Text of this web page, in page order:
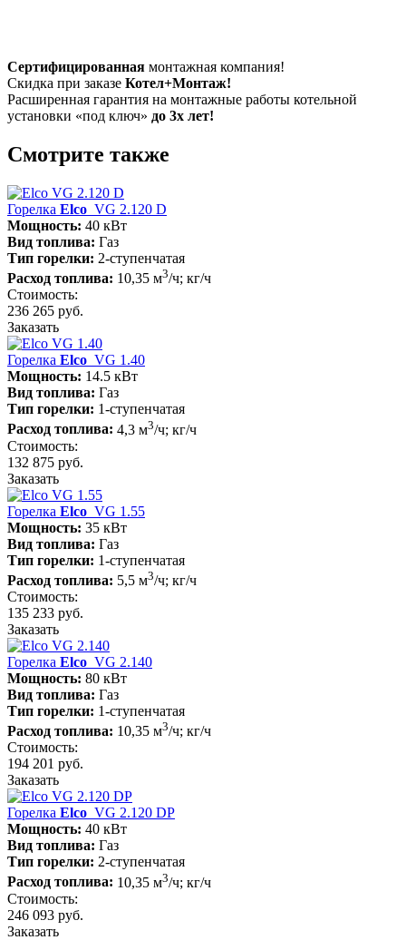
Сертифицированная монтажная компания!
Скидка при заказе Котел+Монтаж!
Расширенная гарантия на монтажные работы котельной
установки «под ключ» до 3х лет!
Смотрите также
Горелка Elco VG 2.120 D
Мощность: 40 кВт
Вид топлива: Газ
Тип горелки: 2-ступенчатая
Расход топлива: 10,35 м3/ч; кг/ч
Стоимость:
236 265 руб.
Заказать
Горелка Elco VG 1.40
Мощность: 14.5 кВт
Вид топлива: Газ
Тип горелки: 1-ступенчатая
Расход топлива: 4,3 м3/ч; кг/ч
Стоимость:
132 875 руб.
Заказать
Горелка Elco VG 1.55
Мощность: 35 кВт
Вид топлива: Газ
Тип горелки: 1-ступенчатая
Расход топлива: 5,5 м3/ч; кг/ч
Стоимость:
135 233 руб.
Заказать
Горелка Elco VG 2.140
Мощность: 80 кВт
Вид топлива: Газ
Тип горелки: 1-ступенчатая
Расход топлива: 10,35 м3/ч; кг/ч
Стоимость:
194 201 руб.
Заказать
Горелка Elco VG 2.120 DP
Мощность: 40 кВт
Вид топлива: Газ
Тип горелки: 2-ступенчатая
Расход топлива: 10,35 м3/ч; кг/ч
Стоимость:
246 093 руб.
Заказать